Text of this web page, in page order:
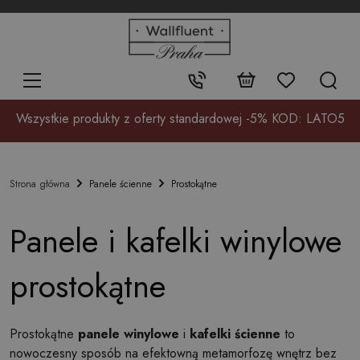
Kontakt:
+48
17
Wszystkie produkty z oferty standardowej -5% KOD: LATO5
Strona główna Panele ścienne Prostokątne
Panele i kafelki winylowe
prostokątne
Prostokątne panele winylowe i kafelki ścienne to
nowoczesny sposób na efektowną metamorfozę wnętrz bez